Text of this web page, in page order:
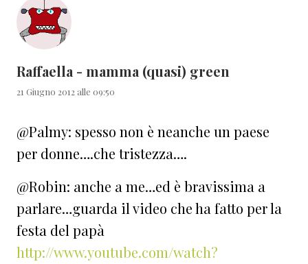
Raffaella - mamma (quasi) green
21 Giugno 2012 alle 09:50
@Palmy: spesso non è neanche un paese
per donne….che tristezza….
@Robin: anche a me…ed è bravissima a
parlare…guarda il video che ha fatto per la
festa del papà
http://www.youtube.com/watch?